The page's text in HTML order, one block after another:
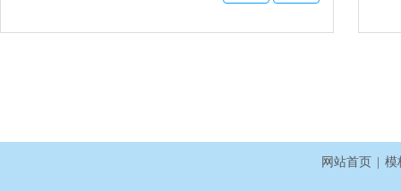
网站首页 模